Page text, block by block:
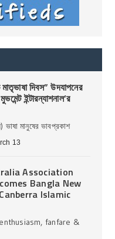
দিবস” উদযাপনের
ইন্টারন্যাশনাল’র
ভাষা মানুষের ভাবপ্রকাশ
13
Association
Bangla New
Islamic
fanfare &